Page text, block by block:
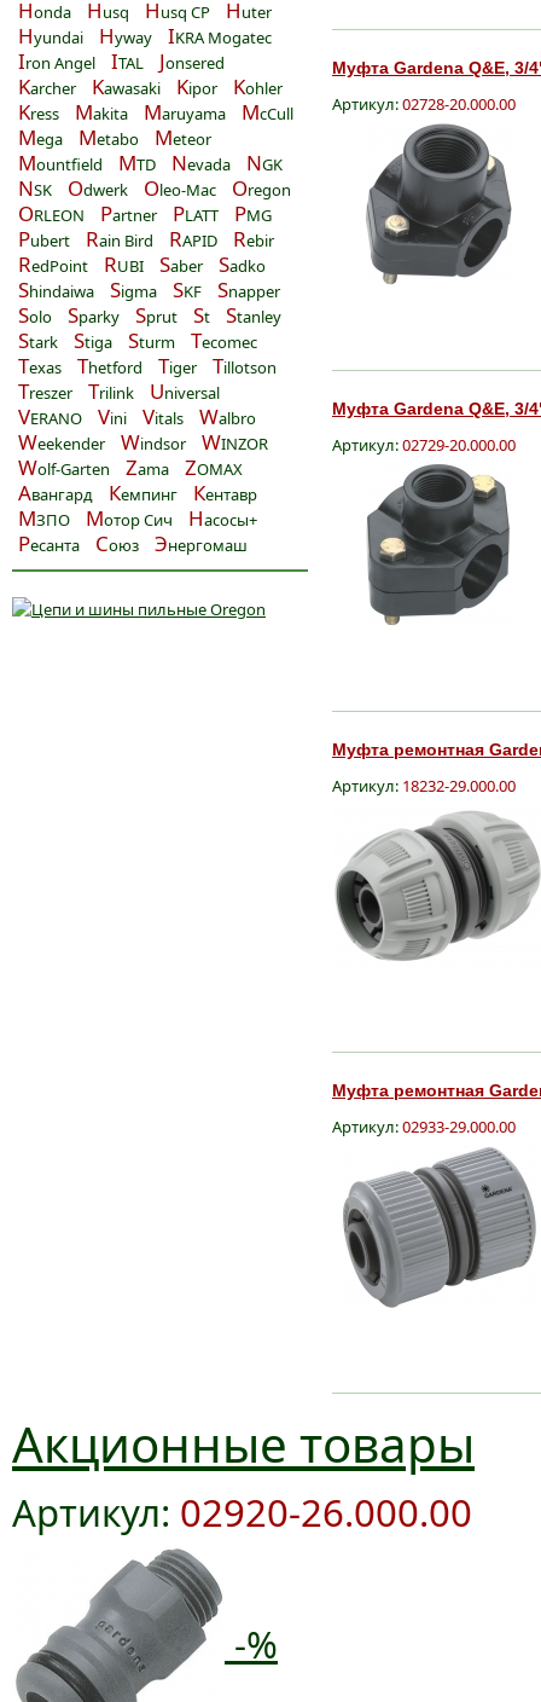
Honda Husq Husq CP Huter
Hyundai Hyway IKRA Mogatec
Iron Angel ITAL Jonsered
Karcher Kawasaki Kipor Kohler
Kress Makita Maruyama McCull
Mega Metabo Meteor
Mountfield MTD Nevada NGK
NSK Odwerk Oleo-Mac Oregon
ORLEON Partner PLATT PMG
Pubert Rain Bird RAPID Rebir
RedPoint RUBI Saber Sadko
Shindaiwa Sigma SKF Snapper
Solo Sparky Sprut St Stanley
Stark Stiga Sturm Tecomec
Texas Thetford Tiger Tillotson
Treszer Trilink Universal
VERANO Vini Vitals Walbro
Weekender Windsor WINZOR
Wolf-Garten Zama ZOMAX
Авангард Кемпинг Кентавр
МЗПО Мотор Сич Насосы+
Ресанта Союз Энергомаш
Муфта Gardena Q&E, 3/
Артикул:02728-20.000.00
Муфта Gardena Q&E, 3/
Артикул:02729-20.000.00
Муфта ремонтная
Артикул: 18232-29.000.00
Муфта ремонтная
Артикул:02933-29.000.00
Акционные товары
Артикул: 02920-26.000.00
-%